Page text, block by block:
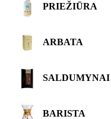
PRIEŽIŪRA
ARBATA
SALDUMYNAI
BARISTA